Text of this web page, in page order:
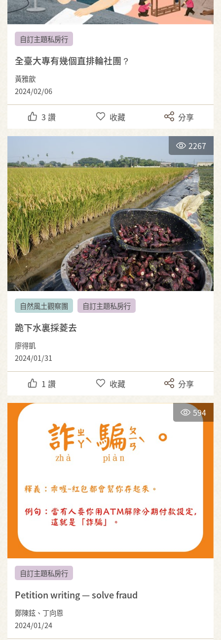
自訂主題私房行
全臺大專有幾個直排輪社團？
黃雅歆
2024/02/06
3 讚 收藏 分享
2267
自然風土觀察團 自訂主題私房行
跪下水裏採菱去
廖得凱
2024/01/31
1 讚 收藏 分享
594
自訂主題私房行
Petition writing — solve fraud
鄭陳鉉、丁向恩
2024/01/24